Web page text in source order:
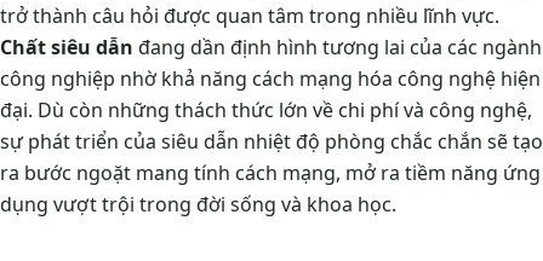
trở thành câu hỏi được quan tâm trong nhiều lĩnh vực.
Chất siêu dẫn đang dần định hình tương lai của các ngành
công nghiệp nhờ khả năng cách mạng hóa công nghệ hiện
đại. Dù còn những thách thức lớn về chi phí và công nghệ,
sự phát triển của siêu dẫn nhiệt độ phòng chắc chắn sẽ tạo
ra bước ngoặt mang tính cách mạng, mở ra tiềm năng ứng
dụng vượt trội trong đời sống và khoa học.